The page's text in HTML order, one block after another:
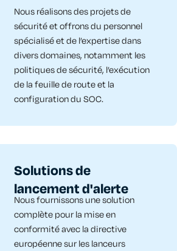
Nous réalisons des projets de
sécurité et offrons du personnel
spécialisé et de l’expertise dans
divers domaines, notamment les
politiques de sécurité, l’exécution
de la feuille de route et la
configuration du SOC.
Solutions de
lancement d'alerte​
Nous fournissons une solution
complète pour la mise en
conformité avec la directive
européenne sur les lanceurs